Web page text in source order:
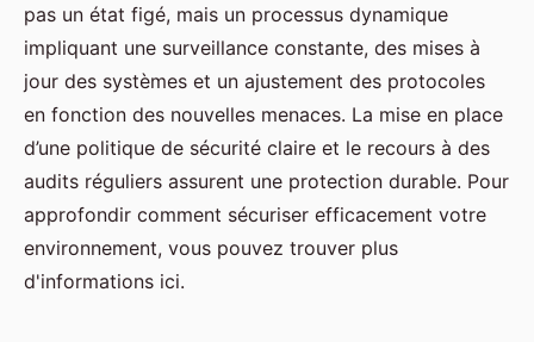
pas un état figé, mais un processus dynamique
impliquant une surveillance constante, des mises à
jour des systèmes et un ajustement des protocoles
en fonction des nouvelles menaces. La mise en place
d’une politique de sécurité claire et le recours à des
audits réguliers assurent une protection durable. Pour
approfondir comment sécuriser efficacement votre
environnement, vous pouvez trouver plus
d'informations ici.